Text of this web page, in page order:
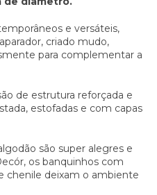
e versáteis,
criado mudo,
para complementar a
de estrutura reforçada e
estofadas e com capas
são super alegres e
os banquinhos com
chenile deixam o ambiente